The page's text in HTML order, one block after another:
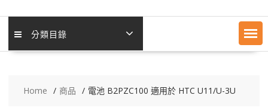
分類目錄
Home 商品 電池 B2PZC100 適用於 HTC U11/U-3U